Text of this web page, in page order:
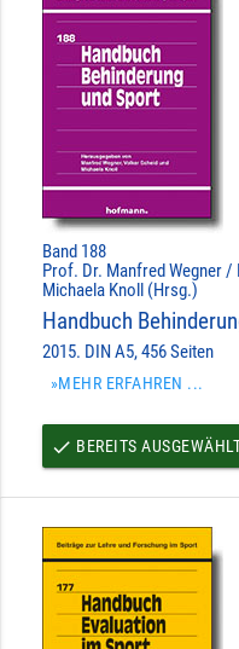
Band 188
Prof. Dr. Manfred Wegner
Michaela Knoll (Hrsg.)
Handbuch
2015. DIN A5, 456 Seiten
»MEHR ERFAHREN ...
done BEREITS